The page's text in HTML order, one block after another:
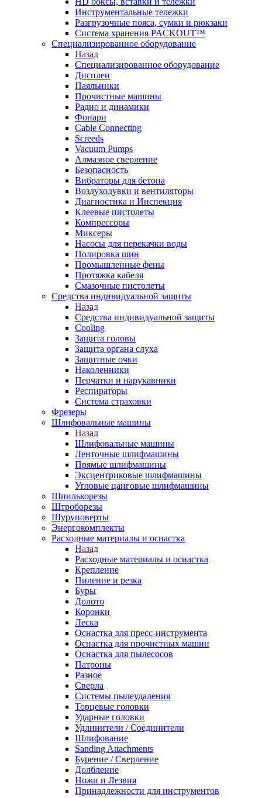
Инструментальные тележки
Разгрузочные пояса, сумки и рюкзаки
Система хранения PACKOUT™
Специализированное оборудование
Назад
Специализированное оборудование
Дисплеи
Паяльники
Прочистные машины
Радио и динамики
Фонари
Cable Connecting
Screeds
Vacuum Pumps
Алмазное сверление
Безопасность
Вибраторы для бетона
Воздуходувки и вентиляторы
Диагностика и Инспекция
Клеевые пистолеты
Компрессоры
Миксеры
Насосы для перекачки воды
Полировка шин
Промышленные фены
Протяжка кабеля
Смазочные пистолеты
Средства индивидуальной защиты
Назад
Средства индивидуальной защиты
Cooling
Защита головы
Защита органа слуха
Защитные очки
Наколенники
Перчатки и нарукавники
Респираторы
Система страховки
Фрезеры
Шлифовальные машины
Назад
Шлифовальные машины
Ленточные шлифмашины
Прямые шлифмашины
Эксцентриковые шлифмашины
Угловые цанговые шлифмашины
Шпилькорезы
Штроборезы
Шуруповерты
Энергокомплекты
Расходные материалы и оснастка
Назад
Расходные материалы и оснастка
Крепление
Пиление и резка
Буры
Долото
Коронки
Леска
Оснастка для пресс-инструмента
Оснастка для прочистных машин
Оснастка для пылесосов
Патроны
Разное
Сверла
Системы пылеудаления
Торцевые головки
Ударные головки
Удлинители / Соединители
Шлифование
Sanding Attachments
Бурение / Сверление
Долбление
Ножи и Лезвия
Принадлежности для инструментов